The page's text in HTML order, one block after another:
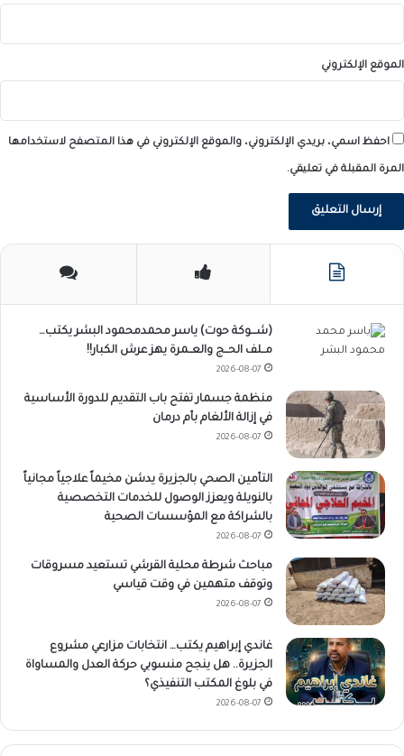
الموقع الإلكتروني
احفظ اسمي، بريدي الإلكتروني، والموقع الإلكتروني في هذا المتصفح لاستخدامها
المرة المقبلة في تعليقي.
(شـــوكة حوت) ياسر محمدمحمود البشر يكتب…
مــلف الحــج والعــمرة يهز عرش الكبار!!
2026-08-07
منظمة جسمار تفتح باب التقديم للدورة الأساسية
في إزالة الألغام بأم درمان
2026-08-07
التأمين الصحي بالجزيرة يدشن مخيماً علاجياً مجانياً
بالنويلة ويعزز الوصول للخدمات التخصصية
بالشراكة مع المؤسسات الصحية
2026-08-07
مباحث شرطة محلية القرشي تستعيد مسروقات
وتوقف متهمين في وقت قياسي
2026-08-07
غاندي إبراهيم يكتب… انتخابات مزارعي مشروع
الجزيرة.. هل ينجح منسوبي حركة العدل والمساواة
في بلوغ المكتب التنفيذي؟
2026-08-07